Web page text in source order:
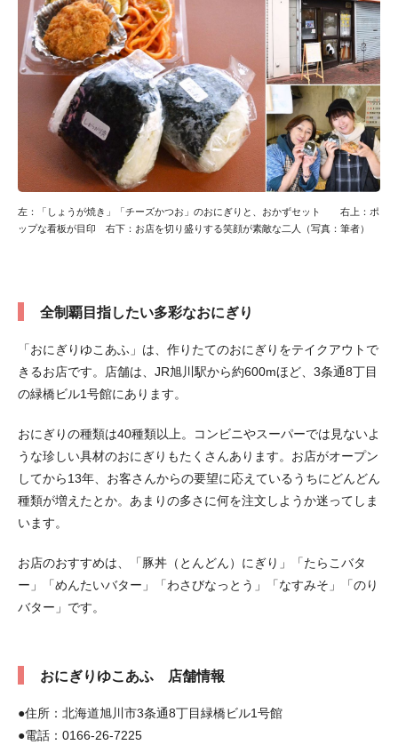
左：「しょうが焼き」「チーズかつお」のおにぎりと、おかずセット 右上：ポ
ップな看板が目印 右下：お店を切り盛りする笑顔が素敵な二人（写真：筆者）
全制覇目指したい多彩なおにぎり
「おにぎりゆこあふ」は、作りたてのおにぎりをテイクアウトで
きるお店です。店舗は、JR旭川駅から約600mほど、3条通8丁目
の緑橋ビル1号館にあります。
おにぎりの種類は40種類以上。コンビニやスーパーでは見ないよ
うな珍しい具材のおにぎりもたくさんあります。お店がオープン
してから13年、お客さんからの要望に応えているうちにどんどん
種類が増えたとか。あまりの多さに何を注文しようか迷ってしま
います。
お店のおすすめは、「豚丼（とんどん）にぎり」「たらこバタ
ー」「めんたいバター」「わさびなっとう」「なすみそ」「のり
バター」です。
おにぎりゆこあふ 店舗情報
●住所：北海道旭川市3条通8丁目緑橋ビル1号館
●電話：0166-26-7225